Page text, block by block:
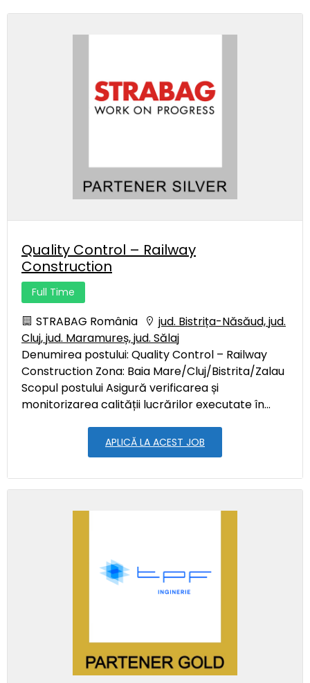
Quality Control – Railway
Construction
Full Time
STRABAG România
jud. Bistrița-Năsăud, jud.
Cluj, jud. Maramureș, jud. Sălaj
Denumirea postului: Quality Control – Railway
Construction Zona: Baia Mare/Cluj/Bistrita/Zalau
Scopul postului Asigură verificarea și
monitorizarea calității lucrărilor executate în...
APLICĂ LA ACEST JOB